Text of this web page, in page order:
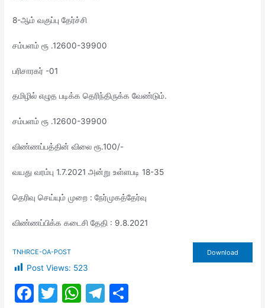
8-ஆம் வகுப்பு தேர்ச்சி
சம்பளம் ரூ .12600-39900
பரிசாரகர் -01
தமிழில் எழுத படிக்க தெரிந்திருக்க வேண்டும்.
சம்பளம் ரூ .12600-39900
விண்ணப்பத்தின் விலை ரூ.100/-
வயது வரம்பு 1.7.2021 அன்று உள்ளபடி 18-35
தெரிவு செய்யும் முறை : நேர்முகத்தேர்வு
விண்ணப்பிக்க கடைசி தேதி : 9.8.2021
TNHRCE-OA-POST Download
Post Views: 523
F
T
W T